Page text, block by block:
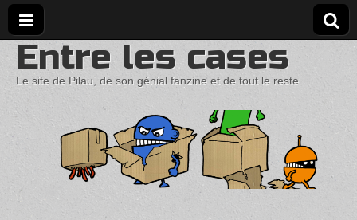
Entre les cases
Le site de Pilau, de son génial fanzine et de tout le reste